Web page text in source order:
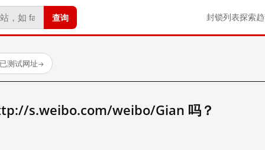
查询 封锁列表探索
测试网址→
s.weibo.com/weibo/Gian 吗？